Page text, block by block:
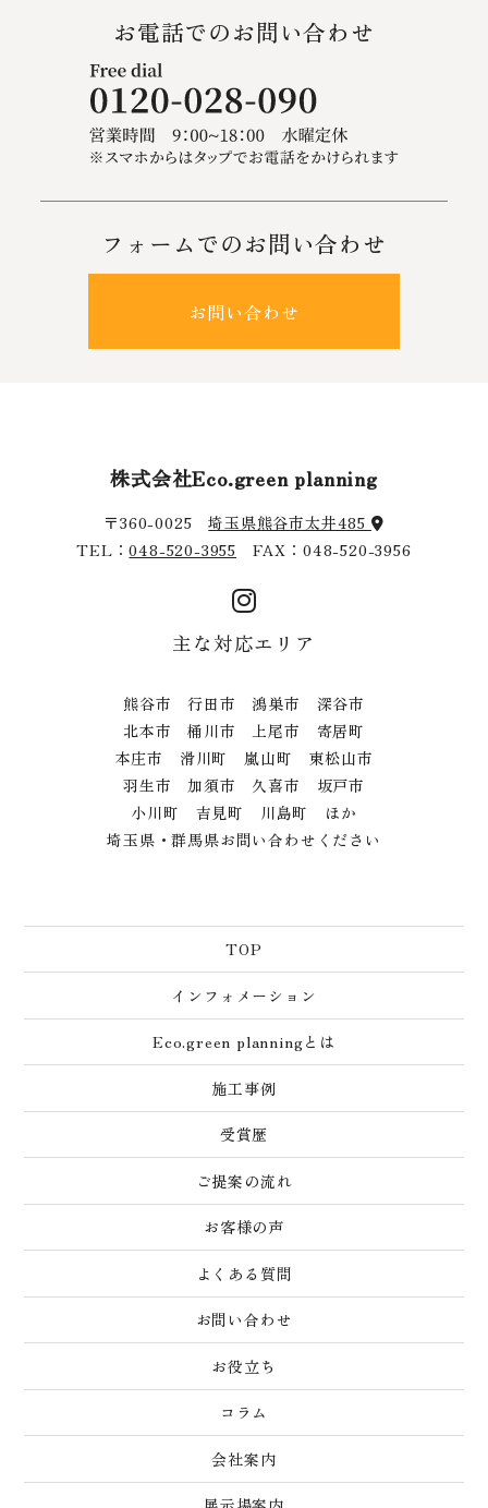
お電話でのお問い合わせ
フォームでのお問い合わせ
お問い合わせ
株式会社Eco.green planning
〒360-0025埼玉県熊谷市太井485
TEL：048-520-3955 FAX：048-520-3956
主な対応エリア
熊谷市 行田市 鴻巣市 深谷市
北本市 桶川市 上尾市 寄居町
本庄市 滑川町 嵐山町 東松山市
羽生市 加須市 久喜市 坂戸市
小川町 吉見町 川島町 ほか
埼玉県・群馬県お問い合わせください
TOP
インフォメーション
Eco.green planningとは
施工事例
受賞歴
ご提案の流れ
お客様の声
よくある質問
お問い合わせ
お役立ち
コラム
会社案内